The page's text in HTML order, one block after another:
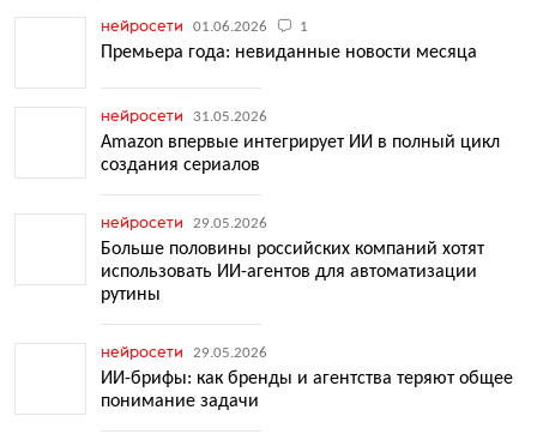
нейросети 01.06.2026 1
Премьера года: невиданные новости месяца
нейросети 31.05.2026
Amazon впервые интегрирует ИИ в полный цикл
создания сериалов
нейросети 29.05.2026
Больше половины российских компаний хотят
использовать ИИ-агентов для автоматизации
рутины
нейросети 29.05.2026
ИИ-брифы: как бренды и агентства теряют общее
понимание задачи